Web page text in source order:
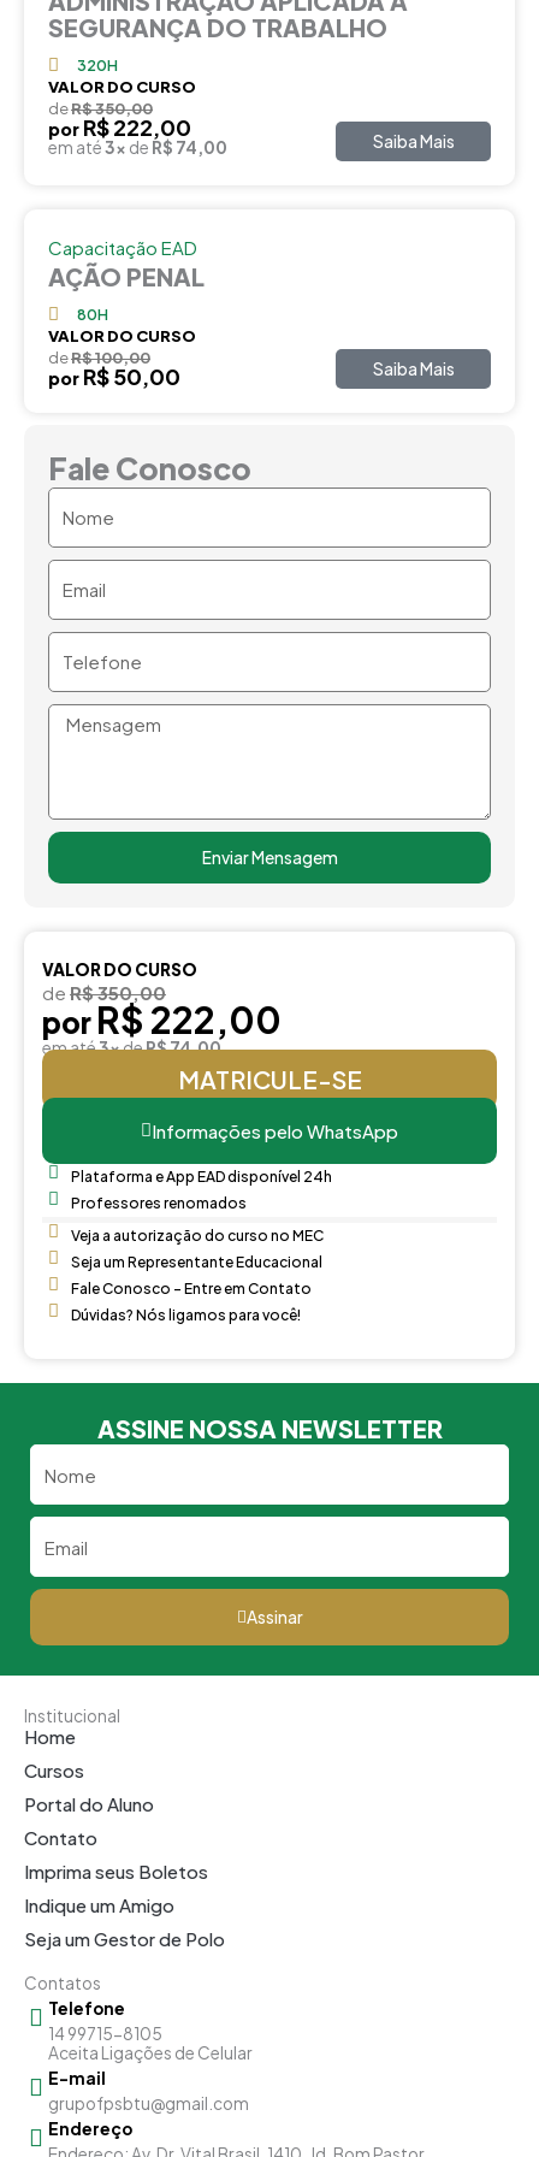
SEGURANÇA DO TRABALHO
320H
VALOR DO CURSO
deR$ 350,00
por R$ 222,00
em até3x de R$ 74,00 Saiba Mais
Capacitação EAD
AÇÃO PENAL
80H
VALOR DO CURSO
deR$ 100,00
por R$ 50,00 Saiba Mais
Fale Conosco
Mensagem
Enviar Mensagem
VALOR DO CURSO
de R$ 350,00
por R$ 222,00
em até3xdeR$ 74,00
MATRICULE-SE
Informações pelo WhatsApp
Plataforma e App EAD disponível 24h
Professores renomados
Veja a autorização do curso no MEC
Seja um Representante Educacional
Fale Conosco - Entre em Contato
Dúvidas? Nós ligamos para você!
ASSINE NOSSA NEWSLETTER
Assinar
Institucional
Home
Cursos
Portal do Aluno
Contato
Imprima seus Boletos
Indique um Amigo
Seja um Gestor de Polo
Contatos
Telefone
14 99715-8105
Aceita Ligações de Celular
E-mail
grupofpsbtu@gmail.com
Endereço